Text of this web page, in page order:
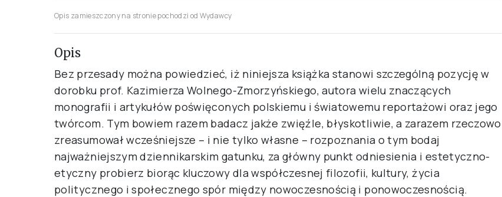
Opis zamieszczony na stronie pochodzi od Wydawcy
Opis
Bez przesady można powiedzieć, iż niniejsza książka stanowi szczególną pozycję w
dorobku prof. Kazimierza Wolnego-Zmorzyńskiego, autora wielu znaczących
monografii i artykułów poświęconych polskiemu i światowemu reportażowi oraz jego
twórcom. Tym bowiem razem badacz jakże zwięźle, błyskotliwie, a zarazem rzeczowo
zreasumował wcześniejsze – i nie tylko własne – rozpoznania o tym bodaj
najważniejszym dziennikarskim gatunku, za główny punkt odniesienia i estetyczno-
etyczny probierz biorąc kluczowy dla współczesnej filozofii, kultury, życia
politycznego i społecznego spór między nowoczesnością i ponowoczesnością.